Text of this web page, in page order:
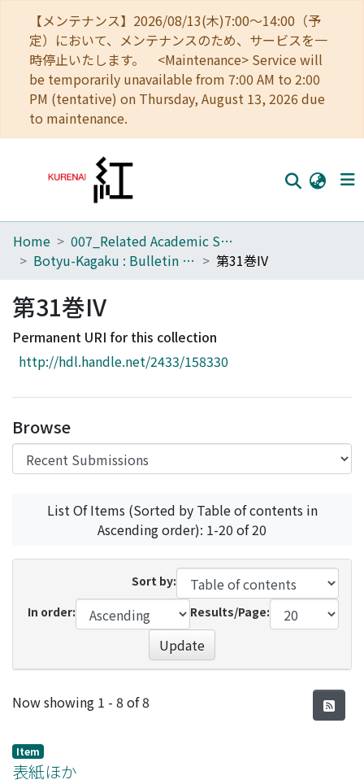
【メンテナンス】2026/08/13(木)7:00～14:00（予
定）において、メンテナンスのため、サービスを一
時停止いたします。 <Maintenance> Service will
be temporarily unavailable from 7:00 AM to 2:00
PM (tentative) on Thursday, August 13, 2026 due
to maintenance.
Home
Browse
Download Ranking
Access Statistics
Home
007_Related Academic Societies
Botyu-Kagaku : Bulletin of the Institute of Insect Control : Scientific insect control : Scientific pest control
第31巻IV
第31巻IV
Permanent URI for this collection
http://hdl.handle.net/2433/158330
Browse
List Of Items (Sorted by Table of contents in
Ascending order): 1-20 of 20
Sort by:
In order:
Results/Page:
Update
Recent Submissions
Now showing 1 - 8 of 8
Item
表紙ほか